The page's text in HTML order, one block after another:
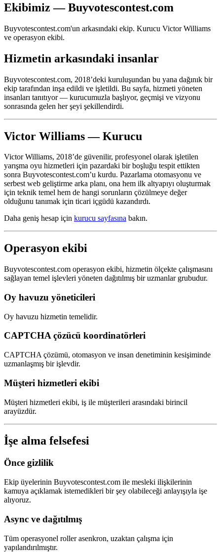
Ekibimiz — Buyvotescontest.com
Buyvotescontest.com'un arkasındaki ekip. Kurucu Victor Williams
ve operasyon ekibi.
Hizmetin arkasındaki insanlar
Buyvotescontest.com, 2018’deki kuruluşundan bu yana dağınık bir
ekip tarafından inşa edildi ve işletildi. Bu sayfa, hizmeti yöneten
insanları tanıtıyor — kurucumuzla başlıyor, geçmişi ve vizyonu
sonrasında gelen her şeyi şekillendirdi.
Victor Williams — Kurucu
Victor Williams, 2018’de güvenilir, profesyonel olarak işletilen
yarışma oyu hizmetleri için pazardaki bir boşluğu tespit ettikten
sonra Buyvotescontest.com’u kurdu. Pazarlama otomasyonu ve
serbest web geliştirme arka planı, ona hem ilk altyapıyı oluşturmak
için teknik temel hem de hangi sorunların çözülmeye değer
olduğunu tanımak için ticari içgüdü kazandırdı.
Daha geniş hesap için kurucu sayfasına bakın.
Operasyon ekibi
Buyvotescontest.com operasyon ekibi, hizmetin ölçekte çalışmasını
sağlayan temel işlevleri yöneten dağıtılmış bir uzmanlar grubudur.
Oy havuzu yöneticileri
Oy havuzu hizmetin temelidir.
CAPTCHA çözücü koordinatörleri
CAPTCHA çözümü, otomasyon ve insan denetiminin kesişiminde
uzmanlaşmış bir işlevdir.
Müşteri hizmetleri ekibi
Müşteri hizmetleri ekibi, iş ile müşterileri arasındaki birincil
arayüzdür.
İşe alma felsefesi
Önce gizlilik
Ekip üyelerinin Buyvotescontest.com ile mesleki ilişkilerinin
kamuya açıklamak istemedikleri bir şey olabileceği anlayışıyla işe
alıyoruz.
Async ve dağıtılmış
Tüm operasyonel roller asenkron, uzaktan çalışma için
yapılandırılmıştır.